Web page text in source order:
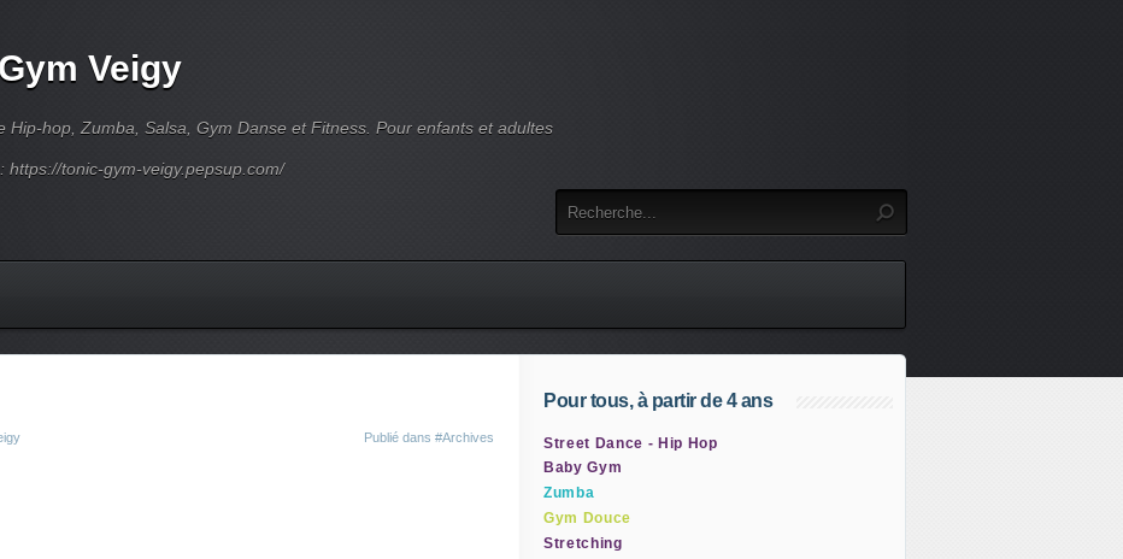
Veigy
Hip-hop, Zumba, Salsa, Gym Danse et Fitness. Pour enfants et adultes
https://tonic-gym-veigy.pepsup.com/
Publié dans #Archives
Pour tous, à partir de 4 ans
Street Dance - Hip Hop
Baby Gym
Zumba
Gym Douce
Stretching